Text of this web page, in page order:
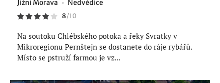
Jižní Morava Nedvědice
8/10
Na soutoku Chlébského potoka a řeky Svratky v
Mikroregionu Pernštejn se dostanete do ráje rybářů.
Místo se pstruží farmou je vz...